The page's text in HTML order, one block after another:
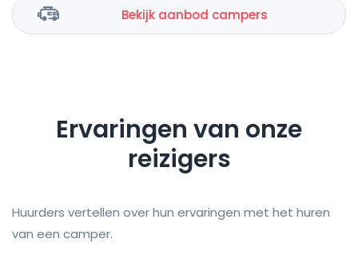
Bekijk aanbod campers
Ervaringen van onze
reizigers
Huurders vertellen over hun ervaringen met het huren
van een camper.